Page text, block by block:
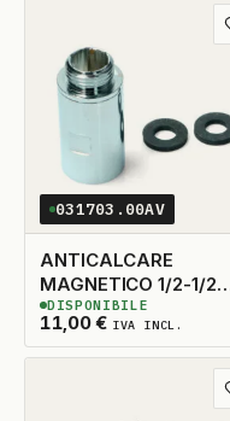
031703.00AV
ANTICALCARE
MAGNETICO 1/2-1/2
PER DOCCE-CALDAIE
11,00€ IVA INCL.
3DISPONIBILI
DISPONIBILE